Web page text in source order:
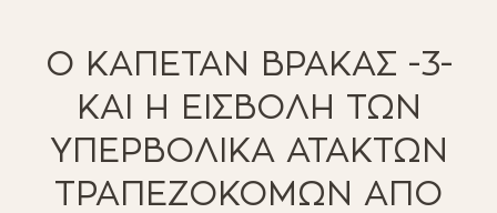
Ο ΚΑΠΕΤΑΝ ΒΡΑΚΑΣ -3-
ΚΑΙ Η ΕΙΣΒΟΛΗ ΤΩΝ
ΥΠΕΡΒΟΛΙΚΑ ΑΤΑΚΤΩΝ
ΤΡΑΠΕΖΟΚΟΜΩΝ ΑΠΟ